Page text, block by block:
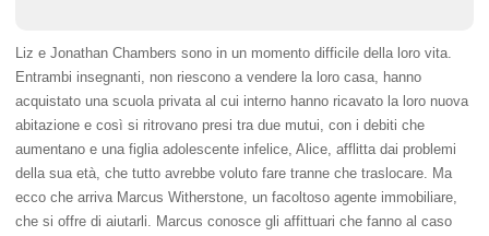
Liz e Jonathan Chambers sono in un momento difficile della loro vita.
Entrambi insegnanti, non riescono a vendere la loro casa, hanno
acquistato una scuola privata al cui interno hanno ricavato la loro nuova
abitazione e così si ritrovano presi tra due mutui, con i debiti che
aumentano e una figlia adolescente infelice, Alice, afflitta dai problemi
della sua età, che tutto avrebbe voluto fare tranne che traslocare. Ma
ecco che arriva Marcus Witherstone, un facoltoso agente immobiliare,
che si offre di aiutarli. Marcus conosce gli affittuari che fanno al caso